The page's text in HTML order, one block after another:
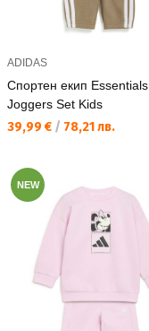
ADIDAS
Спортен екип Essentials
Joggers Set Kids
Текуща цена:
39,99 € / 78,21 лв.
NEW